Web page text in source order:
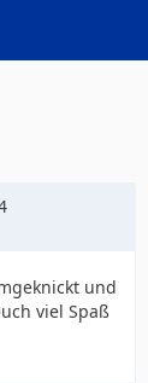
und
viel Spaß